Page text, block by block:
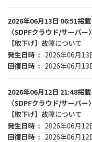
2026年06月13日 06:51掲載
〈SDPFクラウド/サーバ
【取下げ】故障について
発生日時
2026年06月13
回復日時
2026年06月13
2026年06月12日 21:48掲載
〈SDPFクラウド/サーバ
【取下げ】故障について
発生日時
2026年06月12
回復日時
2026年06月12